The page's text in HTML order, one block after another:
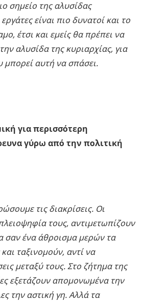
σημείο της αλυσίδας
είναι πιο δυνατοί και το
έτσι και εμείς θα πρέπει να
αλυσίδα της κυριαρχίας, για
μπορεί αυτή να σπάσει.
για περισσότερη
γύρω από την πολιτική
τις διακρίσεις. Οι
τους, αντιμετωπίζουν
σαν ένα άθροισμα μερών τα
ταξινομούν, αντί να
μεταξύ τους. Στο ζήτημα της
εξετάζουν απομονωμένα την
την αστική γη. Αλλά τα